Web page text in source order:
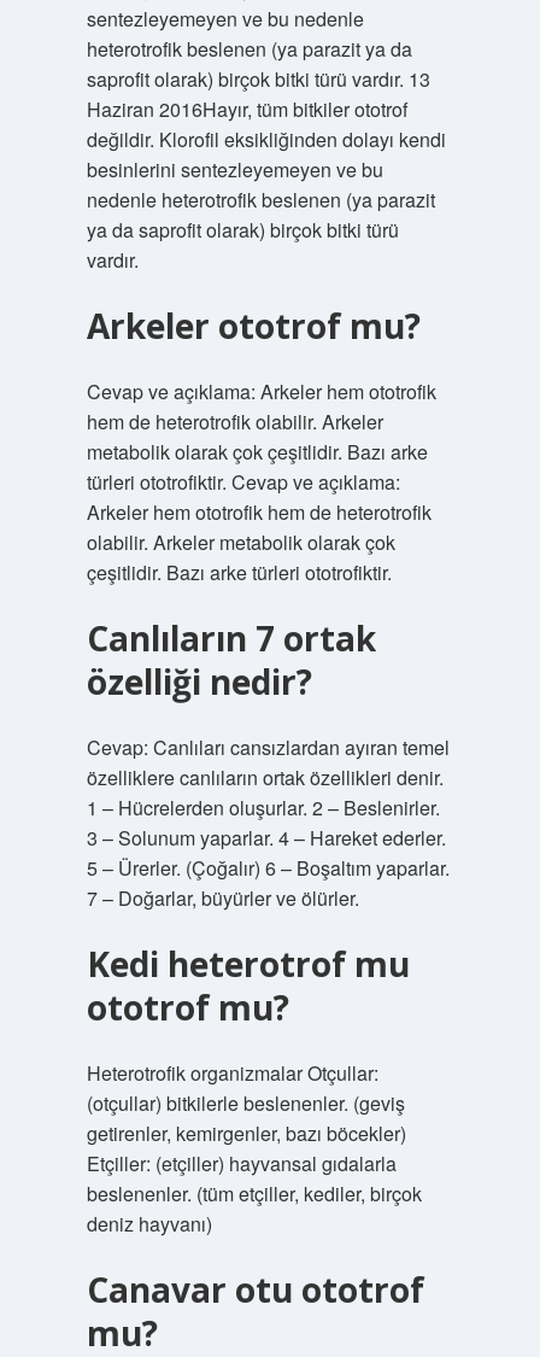
sentezleyemeyen ve bu nedenle
heterotrofik beslenen (ya parazit ya da
saprofit olarak) birçok bitki türü vardır. 13
Haziran 2016Hayır, tüm bitkiler ototrof
değildir. Klorofil eksikliğinden dolayı kendi
besinlerini sentezleyemeyen ve bu
nedenle heterotrofik beslenen (ya parazit
ya da saprofit olarak) birçok bitki türü
vardır.
Arkeler ototrof mu?
Cevap ve açıklama: Arkeler hem ototrofik
hem de heterotrofik olabilir. Arkeler
metabolik olarak çok çeşitlidir. Bazı arke
türleri ototrofiktir. Cevap ve açıklama:
Arkeler hem ototrofik hem de heterotrofik
olabilir. Arkeler metabolik olarak çok
çeşitlidir. Bazı arke türleri ototrofiktir.
Canlıların 7 ortak
özelliği nedir?
Cevap: Canlıları cansızlardan ayıran temel
özelliklere canlıların ortak özellikleri denir.
1 – Hücrelerden oluşurlar. 2 – Beslenirler.
3 – Solunum yaparlar. 4 – Hareket ederler.
5 – Ürerler. (Çoğalır) 6 – Boşaltım yaparlar.
7 – Doğarlar, büyürler ve ölürler.
Kedi heterotrof mu
ototrof mu?
Heterotrofik organizmalar Otçullar:
(otçullar) bitkilerle beslenenler. (geviş
getirenler, kemirgenler, bazı böcekler)
Etçiller: (etçiller) hayvansal gıdalarla
beslenenler. (tüm etçiller, kediler, birçok
deniz hayvanı)
Canavar otu ototrof
mu?